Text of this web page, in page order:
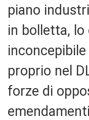
piano
in bolletta, lo
proprio nel
forze di